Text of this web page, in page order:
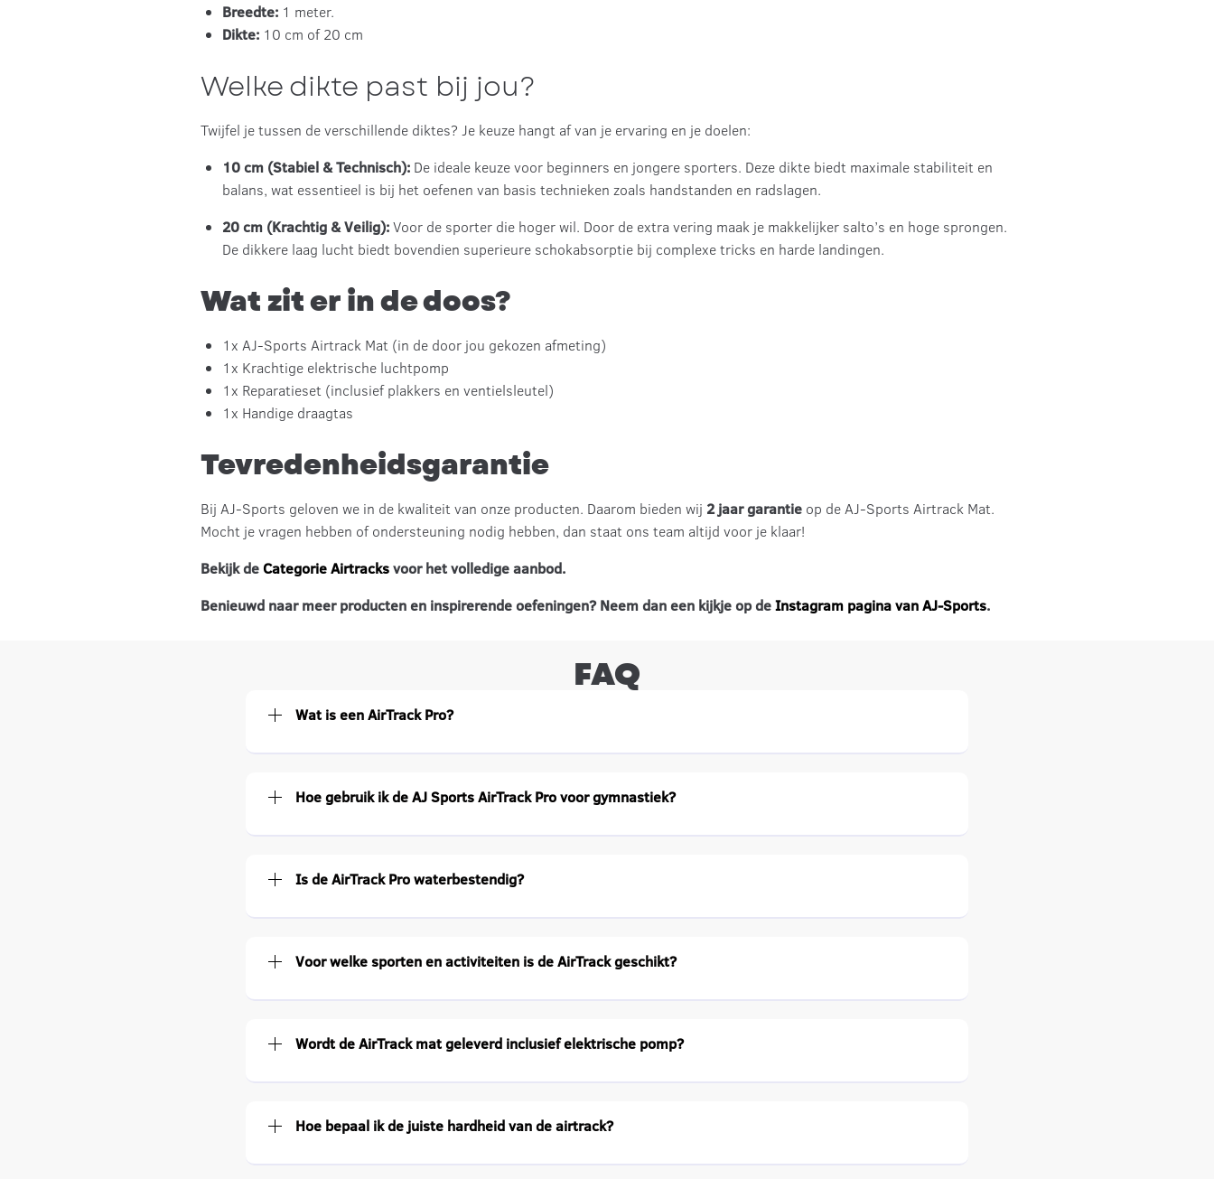
Breedte: 1 meter.
Dikte: 10 cm of 20 cm
Welke dikte past bij jou?
Twijfel je tussen de verschillende diktes? Je keuze hangt af van je ervaring en je doelen:
10 cm (Stabiel & Technisch): De ideale keuze voor beginners en jongere sporters. Deze dikte biedt maximale stabiliteit en
balans, wat essentieel is bij het oefenen van basis technieken zoals handstanden en radslagen.
20 cm (Krachtig & Veilig):Voor de sporter die hoger wil. Door de extra vering maak je makkelijker salto’s en hoge sprongen.
De dikkere laag lucht biedt bovendien superieure schokabsorptie bij complexe tricks en harde landingen.
Wat zit er in de doos?
1x AJ-Sports Airtrack Mat (in de door jou gekozen afmeting)
1x Krachtige elektrische luchtpomp
1x Reparatieset (inclusief plakkers en ventielsleutel)
1x Handige draagtas
Tevredenheidsgarantie
Bij AJ-Sports geloven we in de kwaliteit van onze producten. Daarom bieden wij 2 jaar garantie op de AJ-Sports Airtrack Mat.
Mocht je vragen hebben of ondersteuning nodig hebben, dan staat ons team altijd voor je klaar!
Bekijk de Categorie Airtracksvoor het volledige aanbod.
Benieuwd naar meer producten en inspirerende oefeningen? Neem dan een kijkje op deInstagram pagina van AJ-Sports.
FAQ
Wat is een AirTrack Pro?
Hoe gebruik ik de AJ Sports AirTrack Pro voor gymnastiek?
Is de AirTrack Pro waterbestendig?
Voor welke sporten en activiteiten is de AirTrack geschikt?
Wordt de AirTrack mat geleverd inclusief elektrische pomp?
Hoe bepaal ik de juiste hardheid van de airtrack?